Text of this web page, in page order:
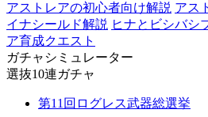
アストレアの初心者向け解説 アス
イナシールド解説 ヒナとビシバシ
ア育成クエスト
ガチャシミュレーター
選抜10連ガチャ
第11回ログレス武器総選挙